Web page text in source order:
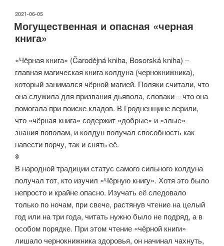
ОПУБЛИКОВАНО
2021-06-05
Могущественная и опасная «черная
книга»
«Чёрная книга» (Čarodějná kniha, Bosorská kniha) –
главная магическая книга колдуна (чернокнижника),
который занимался чёрной магией. Поляки считали, что
она служила для призвания дьявола, словаки – что она
помогала при поиске кладов. В Гродненщине верили,
что «чёрная книга» содержит «добрые» и «злые»
знания пополам, и колдун получал способность как
навести порчу, так и снять её.
ꏍ
В народной традиции статус самого сильного колдуна
получал тот, кто изучил «Чёрную книгу». Хотя это было
непросто и крайне опасно. Изучать её следовало
только по ночам, при свече, растянув чтение на целый
год или на три года, читать нужно было не подряд, а в
особом порядке. При этом чтение «чёрной книги»
лишало чернокнижника здоровья, он начинал чахнуть,